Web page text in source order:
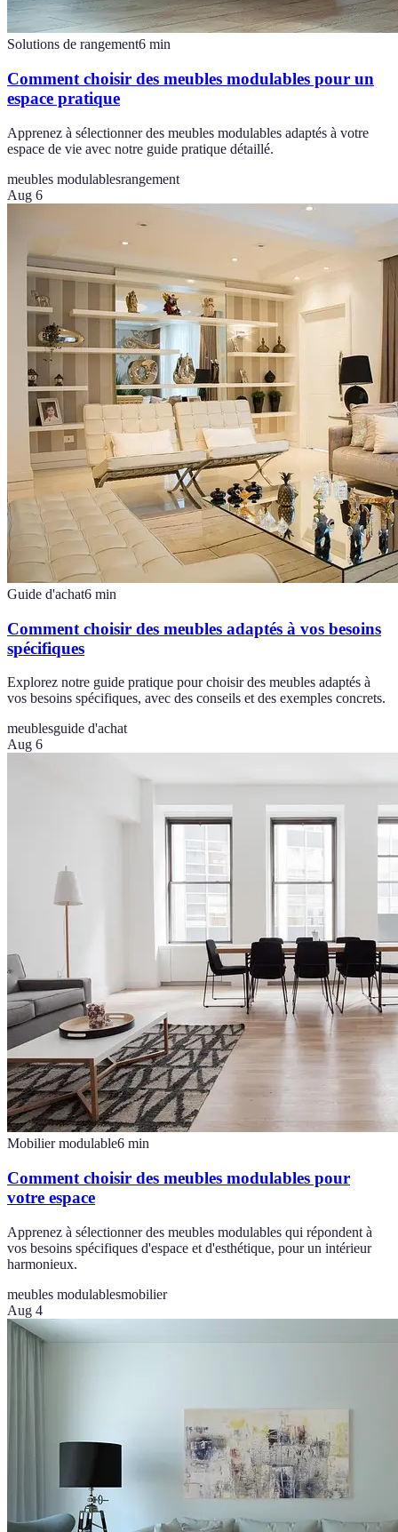
Solutions de rangement6 min
Comment choisir des meubles modulables pour un
espace pratique
Apprenez à sélectionner des meubles modulables adaptés à votre
espace de vie avec notre guide pratique détaillé.
meubles modulablesrangement
Aug 6
Guide d'achat6 min
Comment choisir des meubles adaptés à vos besoins
spécifiques
Explorez notre guide pratique pour choisir des meubles adaptés à
vos besoins spécifiques, avec des conseils et des exemples concrets.
meublesguide d'achat
Aug 6
Mobilier modulable6 min
Comment choisir des meubles modulables pour
votre espace
Apprenez à sélectionner des meubles modulables qui répondent à
vos besoins spécifiques d'espace et d'esthétique, pour un intérieur
harmonieux.
meubles modulablesmobilier
Aug 4